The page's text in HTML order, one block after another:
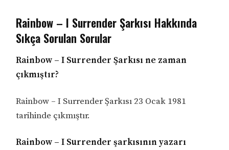
Rainbow – I Surrender Şarkısı Hakkında
Sıkça Sorulan Sorular
Rainbow – I Surrender Şarkısı ne zaman
çıkmıştır?
Rainbow – I Surrender Şarkısı 23 Ocak 1981
tarihinde çıkmıştır.
Rainbow – I Surrender şarkısının yazarı